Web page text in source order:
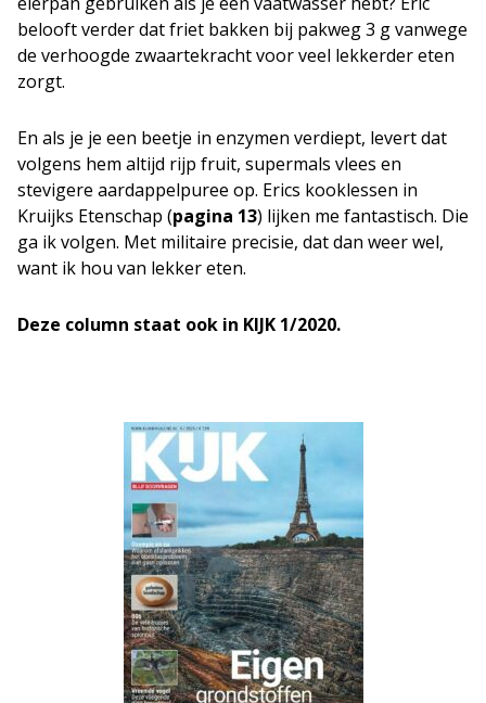
belooft verder dat friet bakken bij pakweg 3 g vanwege
de verhoogde zwaartekracht voor veel lekkerder eten
zorgt.
En als je je een beetje in enzymen verdiept, levert dat
volgens hem altijd rijp fruit, supermals vlees en
stevigere aardappelpuree op. Erics kooklessen in
Kruijks Etenschap (pagina 13) lijken me fantastisch. Die
ga ik volgen. Met militaire precisie, dat dan weer wel,
want ik hou van lekker eten.
Deze column staat ook in KIJK 1/2020.